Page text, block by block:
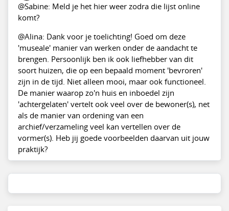
@Sabine: Meld je het hier weer zodra die lijst online
komt?
@Alina: Dank voor je toelichting! Goed om deze
'museale' manier van werken onder de aandacht te
brengen. Persoonlijk ben ik ook liefhebber van dit
soort huizen, die op een bepaald moment 'bevroren'
zijn in de tijd. Niet alleen mooi, maar ook functioneel.
De manier waarop zo'n huis en inboedel zijn
'achtergelaten' vertelt ook veel over de bewoner(s), net
als de manier van ordening van een
archief/verzameling veel kan vertellen over de
vormer(s). Heb jij goede voorbeelden daarvan uit jouw
praktijk?